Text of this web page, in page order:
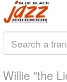
Willie "the